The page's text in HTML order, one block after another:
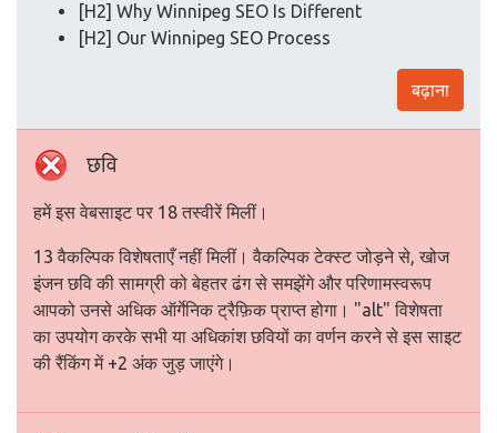
[H2] Why Winnipeg SEO Is Different
[H2] Our Winnipeg SEO Process
बढ़ाना
छवि
हमें इस वेबसाइट पर 18 तस्वीरें मिलीं।
13 वैकल्पिक विशेषताएँ नहीं मिलीं। वैकल्पिक टेक्स्ट जोड़ने से, खोज
इंजन छवि की सामग्री को बेहतर ढंग से समझेंगे और परिणामस्वरूप
आपको उनसे अधिक ऑर्गेनिक ट्रैफ़िक प्राप्त होगा। "alt" विशेषता
का उपयोग करके सभी या अधिकांश छवियों का वर्णन करने से इस साइट
की रैंकिंग में +2 अंक जुड़ जाएंगे।